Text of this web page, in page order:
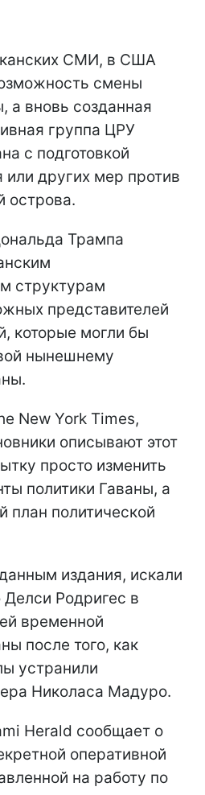
СМИ, в США
смены
а вновь созданная
группа ЦРУ
с подготовкой
или других мер против
острова.
Трампа
структурам
представителей
которые могли бы
нынешнему
New York Times,
описывают этот
просто изменить
политики Гаваны, а
план политической
издания, искали
Родригес в
временной
после того, как
устранили
Николаса Мадуро.
Herald сообщает о
оперативной
на работу по